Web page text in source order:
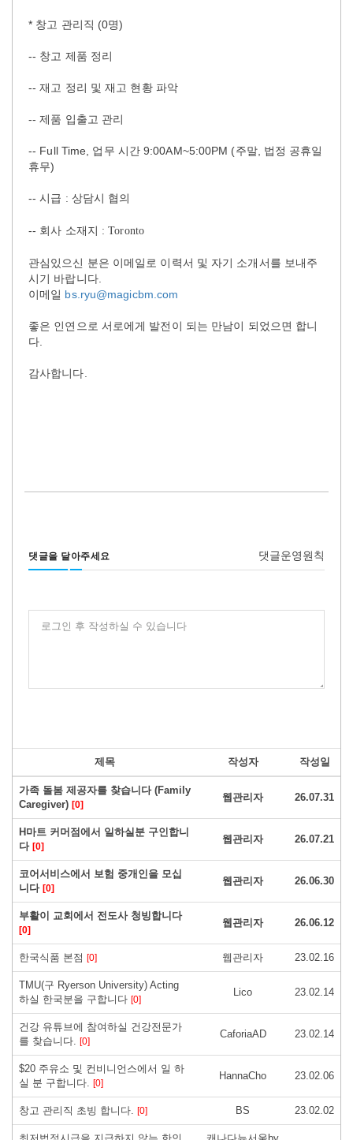
* 창고 관리직 (0명)
-- 창고 제품 정리
-- 재고 정리 및 재고 현황 파악
--제품 입출고 관리
-- Full Time, 업무 시간9:00AM~5:00PM (주말, 법정 공휴일
휴무)
--시급 : 상담시 협의
-- 회사 소재지 : Toronto
관심있으신 분은 이메일로 이력서 및 자기 소개서를 보내주
시기 바랍니다.
이메일 bs.ryu@magicbm.com
좋은 인연으로 서로에게 발전이 되는 만남이 되었으면 합니
다
감사합니다
댓글을 달아주세요 댓글운영원칙
로그인 후 작성하실 수 있습니다
제목 작성자 작성일
가족 돌봄 제공자를 찾습니다 (Family
Caregiver) [0]
웹관리자 26.07.31
H마트 커머점에서 일하실분 구인합니
다 [0]
웹관리자 26.07.21
코어서비스에서 보험 중개인을 모십
니다 [0]
웹관리자 26.06.30
부활이 교회에서 전도사 청빙합니다
[0]
웹관리자 26.06.12
한국식품 본점 [0] 웹관리자 23.02.16
TMU(구 Ryerson University) Acting
하실 한국분을 구합니다 [0]
Lico 23.02.14
건강 유튜브에 참여하실 건강전문가
를 찾습니다. [0]
CaforiaAD 23.02.14
$20 주유소 및 컨비니언스에서 일 하
실 분 구합니다. [0]
HannaCho 23.02.06
창고 관리직 초빙 합니다. [0] BS 23.02.02
최저법정시급을 지급하지 않는 한인 캐나다뉴서울by